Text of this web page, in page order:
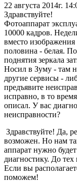
22 августа 2014г.
Здравствуйте!
Фотоаппарат
10000 кадров.
вместо
половина - белая.
поднятия зеркала
Носил в Зуму - там
другие сервисы -
предъявите
исправно, в то
описал. У вас
неисправности?
Здравствуйте! Да,
возможен. Но нам
аппарат нужно
диагностику. До
Если вы
поможем!